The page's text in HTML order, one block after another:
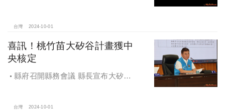
台灣 2024-10-01
喜訊！桃竹苗大矽谷計畫獲中
央核定
縣府召開縣務會議 縣長宣布大矽谷
台灣 2024-10-01